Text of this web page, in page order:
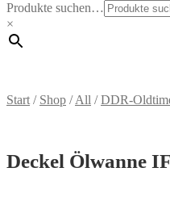
Produkte suchen…
×
Start / Shop /All /DDR-
Deckel Ölwanne